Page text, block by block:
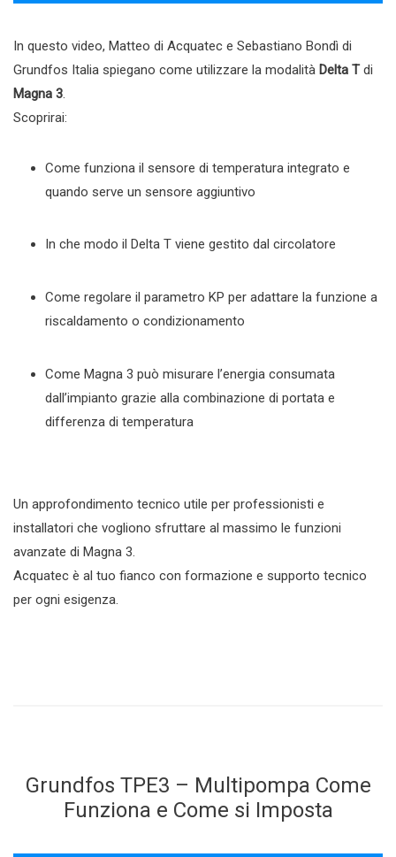
In questo video, Matteo di Acquatec e Sebastiano Bondì di
Grundfos Italia spiegano come utilizzare la modalità Delta Tdi
Magna 3.
Scoprirai:
Come funziona il sensore di temperatura integrato e
quando serve un sensore aggiuntivo
In che modo il Delta T viene gestito dal circolatore
Come regolare il parametro KP per adattare la funzione a
riscaldamento o condizionamento
Come Magna 3 può misurare l’energia consumata
dall’impianto grazie alla combinazione di portata e
differenza di temperatura
Un approfondimento tecnico utile per professionisti e
installatori che vogliono sfruttare al massimo le funzioni
avanzate di Magna 3.
Acquatec è al tuo fianco con formazione e supporto tecnico
per ogni esigenza.
Grundfos TPE3 – Multipompa Come
Funziona e Come si Imposta